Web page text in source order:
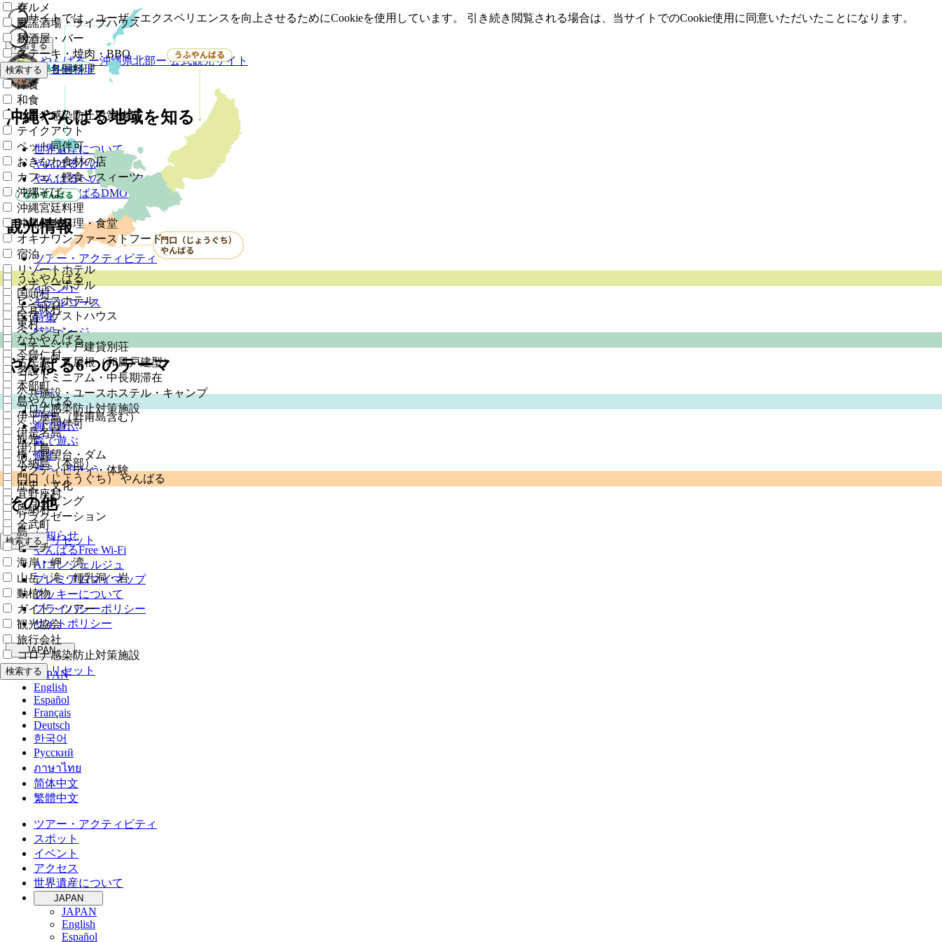
このサイトでは、ユーザーエクスペリエンスを向上させるためにCookieを使用しています。 引き続き閲覧される場合は、当サイトでのCookie使用に同意いただいたことになります。
承諾する
やんばるー沖縄県北部ー公式観光サイト
沖縄やんばる地域を知る
世界遺産について
やんばるとは
やんばるへのアクセス
沖縄やんばるDMOとは
観光情報
ツアー・アクティビティ
スポット
イベント
モデルコース
特集
特設ページ
やんばる6つのテーマ
見る
学ぶ
海で遊ぶ
森で遊ぶ
癒す
買う・味わう
その他
お知らせ
やんばるFree Wi-Fi
AIコンシェルジュ
プレミアムマイマップ
クッキーについて
プライバシーポリシー
サイトポリシー
JAPAN
JAPAN
English
Español
Français
Deutsch
한국어
Русский
ภาษาไทย
简体中文
繁體中文
ツアー・アクティビティ
スポット
イベント
アクセス
世界遺産について
JAPAN
JAPAN
English
Español
うふやんばる
国頭村
大宜味村
東村
なかやんばる
今帰仁村
名護市
本部町
島やんばる
伊平屋島（野甫島含む）
伊是名島
伊江島
水納島（本部）
門口（じょうぐち） やんばる
宜野座村
恩納村
金武町
検索する リセット
グルメ
民謡酒場・ライブハウス
居酒屋・バー
ステーキ・焼肉・BBQ
中華・各国料理
洋食
和食
コロナ感染防止対策施設
テイクアウト
ペット同伴可
おきなわ食材の店
カフェ・軽食・スィーツ
沖縄そば
沖縄宮廷料理
沖縄郷土料理・食堂
オキナワンファーストフード
宿泊
リゾートホテル
シティーホテル
ビジネスホテル
民宿・ゲストハウス
ペンション
コテージ・戸建貸別荘
古民家・瓦屋根（和風戸建型）
コンドミニアム・中長期滞在
公共施設・ユースホステル・キャンプ
コロナ感染防止対策施設
ペット同伴可
観光
橋・展望台・ダム
アクティビティ・体験
歴史・文化
ショッピング
リラクゼーション
島
ビーチ
海岸・岬・湾
山岳・滝・鍾乳洞・岩
動植物
ガイド・ツアー
観光協会
旅行会社
コロナ感染防止対策施設
検索する リセット
春
夏
秋
冬
検索する リセット